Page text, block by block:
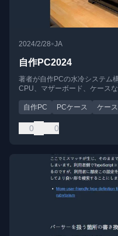
2024/2/28•JA
自作PC2024
著者が自作PCの水冷システム
CPU、マザーボード、ケース
自作PC PCケース ケー
0 0